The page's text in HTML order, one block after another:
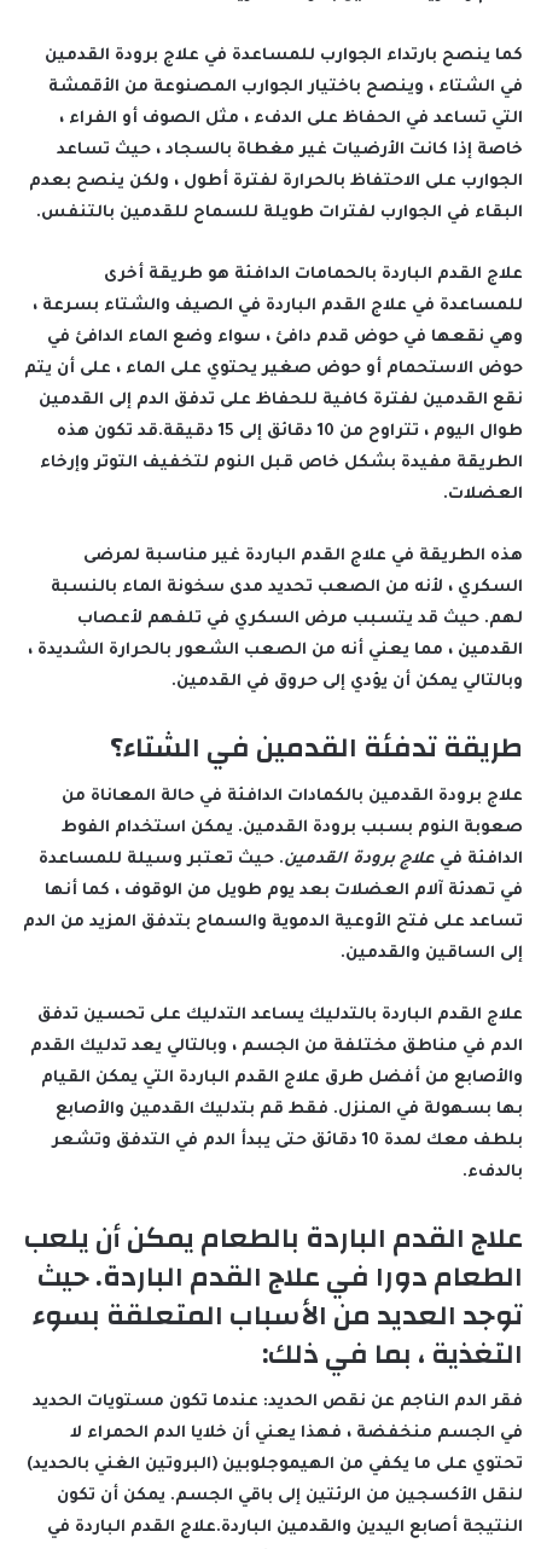
كما ينصح بارتداء الجوارب للمساعدة في علاج برودة القدمين
في الشتاء ، وينصح باختيار الجوارب المصنوعة من الأقمشة
التي تساعد في الحفاظ على الدفء ، مثل الصوف أو الفراء ،
خاصة إذا كانت الأرضيات غير مغطاة بالسجاد ، حيث تساعد
الجوارب على الاحتفاظ بالحرارة لفترة أطول ، ولكن ينصح بعدم
البقاء في الجوارب لفترات طويلة للسماح للقدمين بالتنفس.
علاج القدم الباردة بالحمامات الدافئة هو طريقة أخرى
للمساعدة في علاج القدم الباردة في الصيف والشتاء بسرعة ،
وهي نقعها في حوض قدم دافئ ، سواء وضع الماء الدافئ في
حوض الاستحمام أو حوض صغير يحتوي على الماء ، على أن يتم
نقع القدمين لفترة كافية للحفاظ على تدفق الدم إلى القدمين
طوال اليوم ، تتراوح من 10 دقائق إلى 15 دقيقة.قد تكون هذه
الطريقة مفيدة بشكل خاص قبل النوم لتخفيف التوتر وإرخاء
العضلات.
هذه الطريقة في علاج القدم الباردة غير مناسبة لمرضى
السكري ، لأنه من الصعب تحديد مدى سخونة الماء بالنسبة
لهم. حيث قد يتسبب مرض السكري في تلفهم لأعصاب
القدمين ، مما يعني أنه من الصعب الشعور بالحرارة الشديدة ،
وبالتالي يمكن أن يؤدي إلى حروق في القدمين.
طريقة تدفئة القدمين في الشتاء؟
علاج برودة القدمين بالكمادات الدافئة في حالة المعاناة من
صعوبة النوم بسبب برودة القدمين. يمكن استخدام الفوط
الدافئة في علاج برودة القدمين. حيث تعتبر وسيلة للمساعدة
في تهدئة آلام العضلات بعد يوم طويل من الوقوف ، كما أنها
تساعد على فتح الأوعية الدموية والسماح بتدفق المزيد من الدم
إلى الساقين والقدمين.
علاج القدم الباردة بالتدليك يساعد التدليك على تحسين تدفق
الدم في مناطق مختلفة من الجسم ، وبالتالي يعد تدليك القدم
والأصابع من أفضل طرق علاج القدم الباردة التي يمكن القيام
بها بسهولة في المنزل. فقط قم بتدليك القدمين والأصابع
بلطف معك لمدة 10 دقائق حتى يبدأ الدم في التدفق وتشعر
بالدفء.
علاج القدم الباردة بالطعام يمكن أن يلعب
الطعام دورا في علاج القدم الباردة. حيث
توجد العديد من الأسباب المتعلقة بسوء
التغذية ، بما في ذلك:
فقر الدم الناجم عن نقص الحديد: عندما تكون مستويات الحديد
في الجسم منخفضة ، فهذا يعني أن خلايا الدم الحمراء لا
تحتوي على ما يكفي من الهيموجلوبين (البروتين الغني بالحديد)
لنقل الأكسجين من الرئتين إلى باقي الجسم. يمكن أن تكون
النتيجة أصابع اليدين والقدمين الباردة.علاج القدم الباردة في